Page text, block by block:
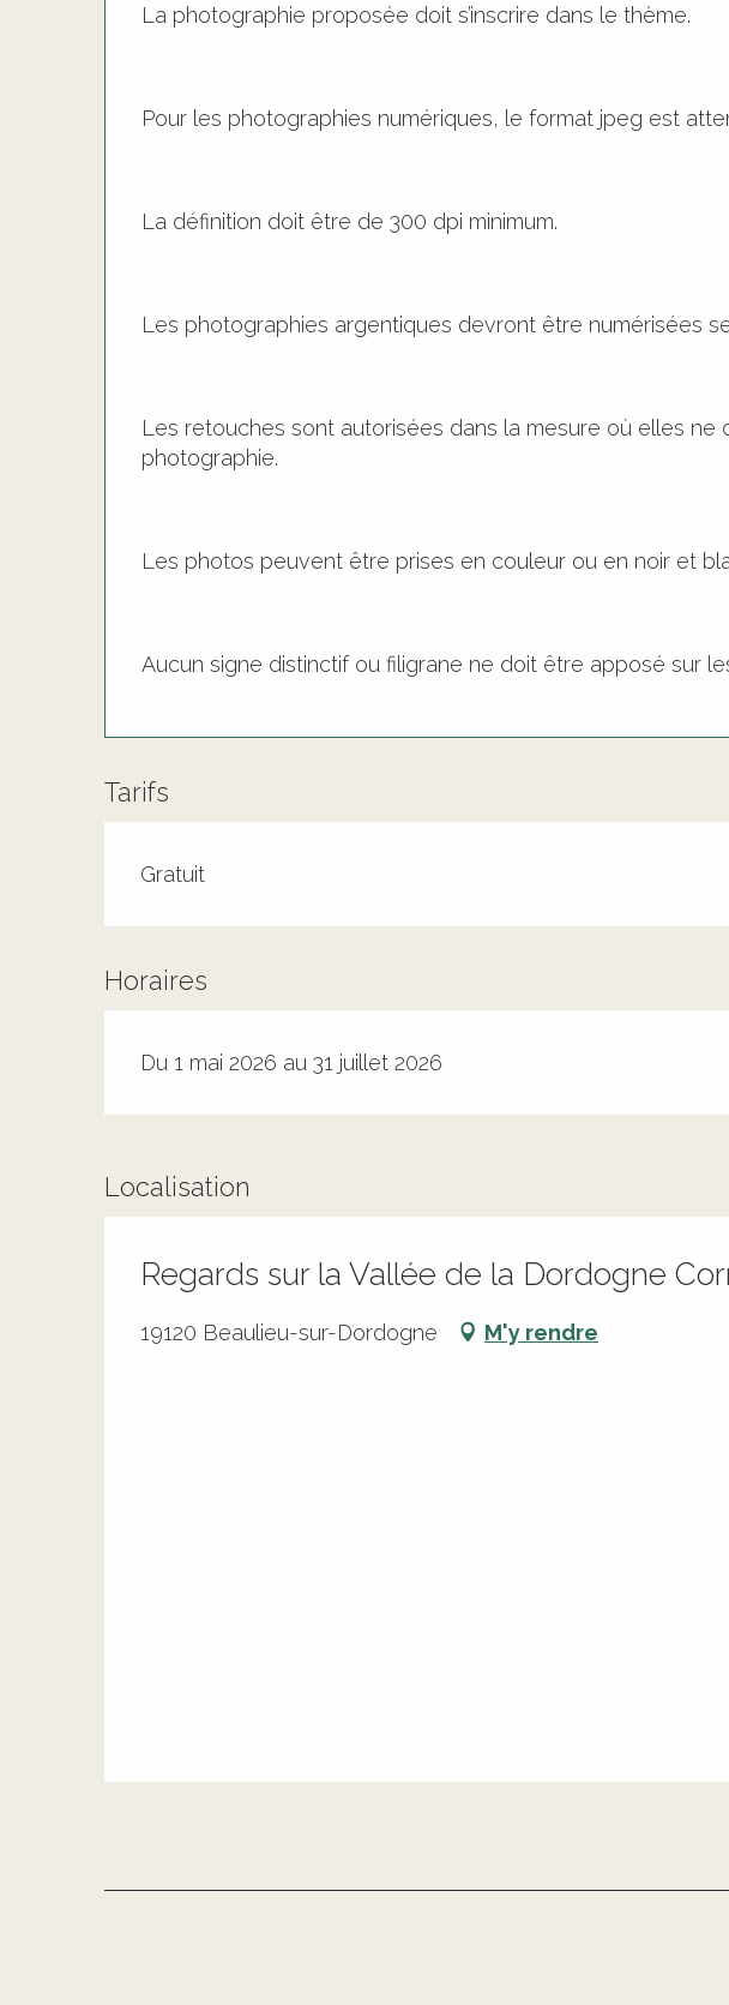
La photographie proposée doit s’inscrire dans le thème.
Pour les photographies numériques, le format jpeg est
La définition doit être de 300 dpi minimum.
Les photographies argentiques devront être numérisées
Les retouches sont autorisées dans la mesure où elles ne
photographie.
Les photos peuvent être prises en couleur ou en noir et
Aucun signe distinctif ou filigrane ne doit être apposé sur
Tarifs
Tarifs 2026
Gratuit
Horaires
Du 1 mai 2026 au 31 juillet 2026
Localisation
Regards sur la Vallée de la Dordogne
19120 Beaulieu-sur-Dordogne M'y rendre